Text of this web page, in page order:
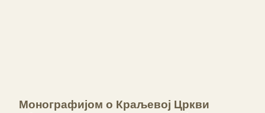
Монографијом о Краљевој Цркви